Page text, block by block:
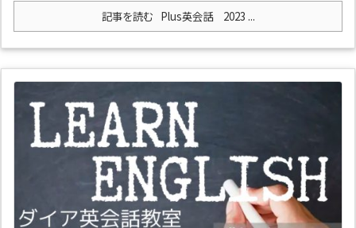
記事を読む Plus英会話 2023 ...